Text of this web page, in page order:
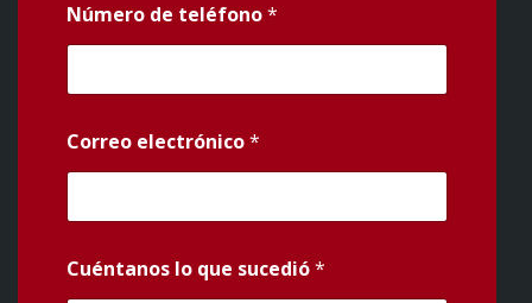
Número de teléfono*
Correo electrónico*
Cuéntanos lo que sucedió*